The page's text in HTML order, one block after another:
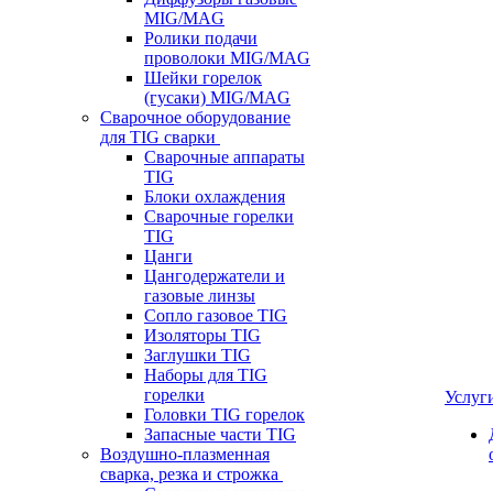
MIG/MAG
Ролики подачи
проволоки MIG/MAG
Шейки горелок
(гусаки) MIG/MAG
Сварочное оборудование
для TIG сварки
Сварочные аппараты
TIG
Блоки охлаждения
Сварочные горелки
TIG
Цанги
Цангодержатели и
газовые линзы
Сопло газовое TIG
Изоляторы TIG
Заглушки TIG
Наборы для TIG
горелки
Головки TIG горелок
Запасные части TIG
Воздушно-плазменная
сварка, резка и строжка